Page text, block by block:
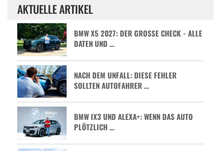
AKTUELLE ARTIKEL
BMW X5 2027: DER GROSSE CHECK - ALLE D
ATEN UND …
NACH DEM UNFALL: DIESE FEHLER
SOLLTEN AUTOFAHRER …
BMW IX3 UND ALEXA+: WENN DAS AUTO
PLÖTZLICH …